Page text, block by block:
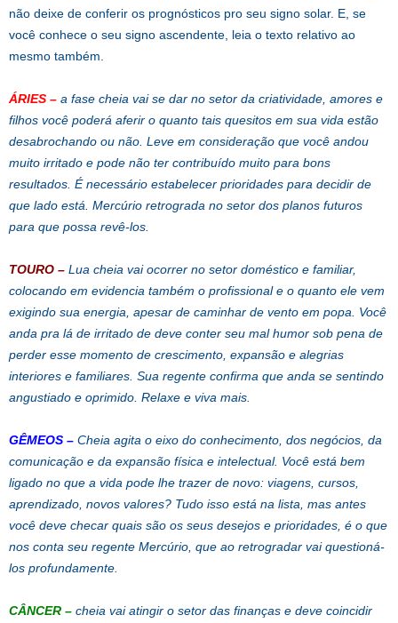
não deixe de conferir os prognósticos pro seu signo solar. E, se
você conhece o seu signo ascendente, leia o texto relativo ao
mesmo também.
ÁRIES – a fase cheia vai se dar no setor da criatividade, amores e
filhos você poderá aferir o quanto tais quesitos em sua vida estão
desabrochando ou não. Leve em consideração que você andou
muito irritado e pode não ter contribuído muito para bons
resultados. É necessário estabelecer prioridades para decidir de
que lado está. Mercúrio retrograda no setor dos planos futuros
para que possa revê-los.
TOURO – Lua cheia vai ocorrer no setor doméstico e familiar,
colocando em evidencia também o profissional e o quanto ele vem
exigindo sua energia, apesar de caminhar de vento em popa. Você
anda pra lá de irritado de deve conter seu mal humor sob pena de
perder esse momento de crescimento, expansão e alegrias
interiores e familiares. Sua regente confirma que anda se sentindo
angustiado e oprimido. Relaxe e viva mais.
GÊMEOS – Cheia agita o eixo do conhecimento, dos negócios, da
comunicação e da expansão física e intelectual. Você está bem
ligado no que a vida pode lhe trazer de novo: viagens, cursos,
aprendizado, novos valores? Tudo isso está na lista, mas antes
você deve checar quais são os seus desejos e prioridades, é o que
nos conta seu regente Mercúrio, que ao retrogradar vai questioná-
los profundamente.
CÂNCER – cheia vai atingir o setor das finanças e deve coincidir